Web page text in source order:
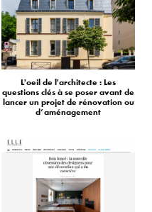
L'oeil de l'architecte : Les
questions clés à se poser avant de
lancer un projet de rénovation ou
d’aménagement